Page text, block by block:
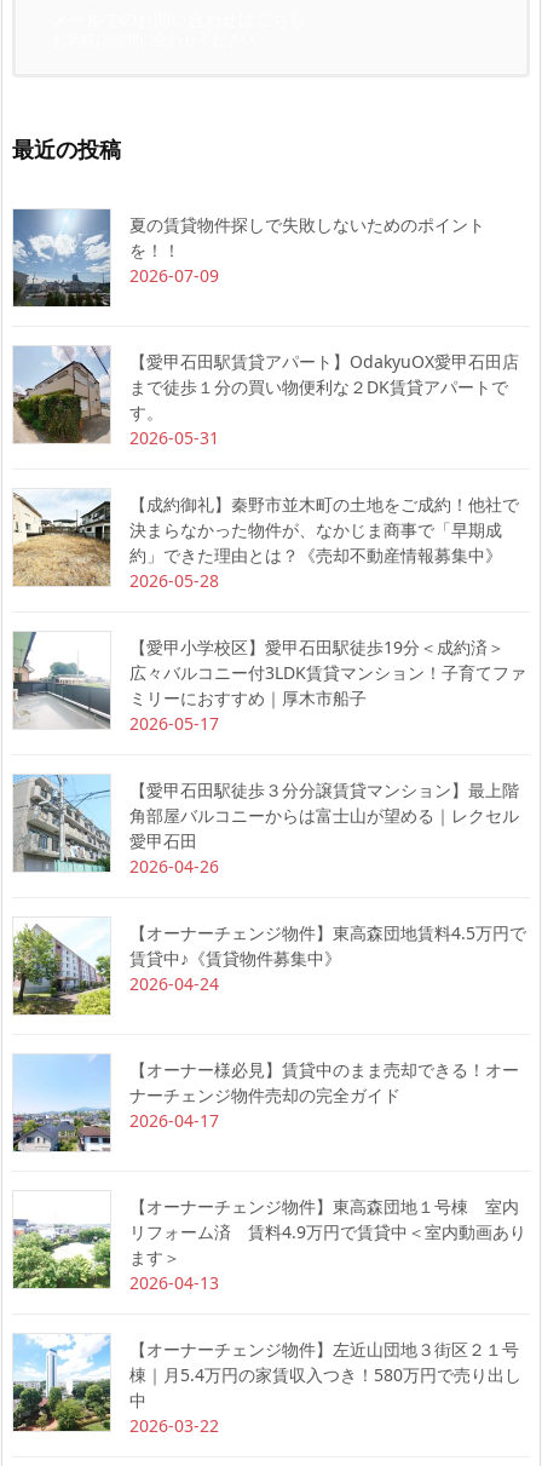
最近の投稿
夏の賃貸物件探しで失敗しないためのポイント
を！！
2026-07-09
【愛甲石田駅賃貸アパート】OdakyuOX愛甲石田店
まで徒歩１分の買い物便利な２DK賃貸アパートで
す。
2026-05-31
【成約御礼】秦野市並木町の土地をご成約！他社で
決まらなかった物件が、なかじま商事で「早期成
約」できた理由とは？《売却不動産情報募集中》
2026-05-28
【愛甲小学校区】愛甲石田駅徒歩19分＜成約済＞
広々バルコニー付3LDK賃貸マンション！子育てファ
ミリーにおすすめ｜厚木市船子
2026-05-17
【愛甲石田駅徒歩３分分譲賃貸マンション】最上階
角部屋バルコニーからは富士山が望める｜レクセル
愛甲石田
2026-04-26
【オーナーチェンジ物件】東高森団地賃料4.5万円で
賃貸中♪《賃貸物件募集中》
2026-04-24
【オーナー様必見】賃貸中のまま売却できる！オー
ナーチェンジ物件売却の完全ガイド
2026-04-17
【オーナーチェンジ物件】東高森団地１号棟 室内
リフォーム済 賃料4.9万円で賃貸中＜室内動画あり
ます＞
2026-04-13
【オーナーチェンジ物件】左近山団地３街区２１号
棟｜月5.4万円の家賃収入つき！580万円で売り出し
中
2026-03-22